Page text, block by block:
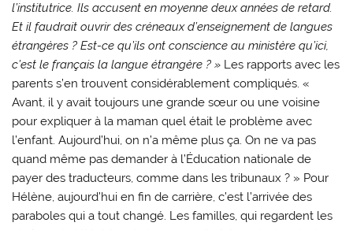
l’institutrice. Ils accusent en moyenne deux années de retard.
Et il faudrait ouvrir des créneaux d’enseignement de langues
étrangères ? Est-ce qu’ils ont conscience au ministère qu’ici,
c’est le français la langue étrangère ? » Les rapports avec les
parents s’en trouvent considérablement compliqués. «
Avant, il y avait toujours une grande sœur ou une voisine
pour expliquer à la maman quel était le problème avec
l’enfant. Aujourd’hui, on n’a même plus ça. On ne va pas
quand même pas demander à l’Éducation nationale de
payer des traducteurs, comme dans les tribunaux ? » Pour
Hélène, aujourd’hui en fin de carrière, c’est l’arrivée des
paraboles qui a tout changé. Les familles, qui regardent les